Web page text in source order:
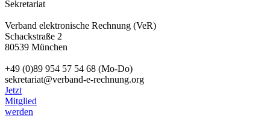
Sekretariat
Verband elektronische Rechnung (VeR)
Schackstraße 2
80539 München
+49 (0)89 954 57 54 68 (Mo-Do)
sekretariat@verband-e-rechnung.org
Jetzt
Mitglied
werden